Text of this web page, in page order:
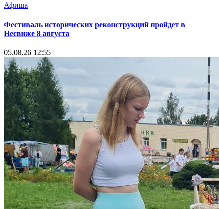
Афиша
Фестиваль исторических реконструкций пройдет в
Несвиже 8 августа
05.08.26 12:55